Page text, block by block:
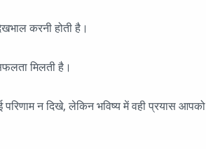
करनी होती है।
मिलती है।
न दिखे, लेकिन भविष्य में वही प्रयास आपको